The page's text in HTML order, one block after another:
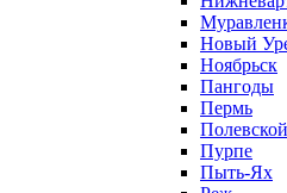
Новый
Ноябрьск
Пангоды
Пермь
Полевской
Пурпе
Пыть-Ях